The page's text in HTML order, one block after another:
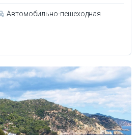
Автомобильно-пешеходная